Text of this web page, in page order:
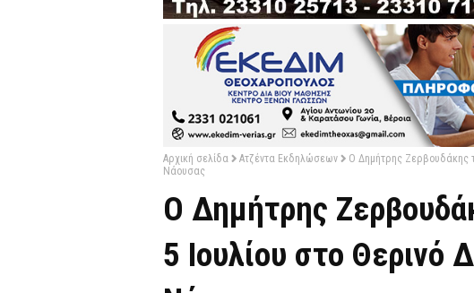
Αρχική σελίδα Ατζέντα Εκδηλώσεων
Ο Δημήτρης Ζερβουδάκης
Νάουσας
Ο Δημήτρης
5 Ιουλίου στο Θερινό